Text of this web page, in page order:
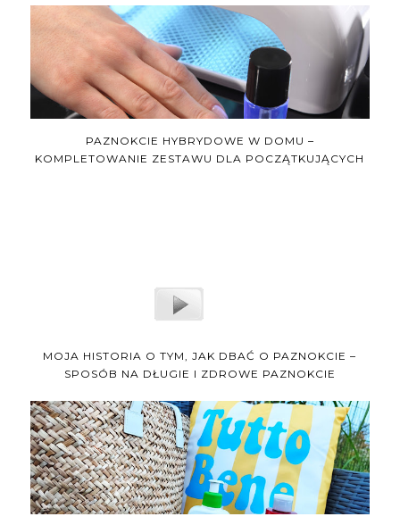
PAZNOKCIE HYBRYDOWE W DOMU –
KOMPLETOWANIE ZESTAWU DLA POCZĄTKUJĄCYCH
MOJA HISTORIA O TYM, JAK DBAĆ O PAZNOKCIE –
SPOSÓB NA DŁUGIE I ZDROWE PAZNOKCIE